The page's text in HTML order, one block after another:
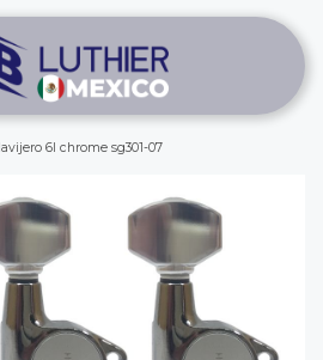
6l chrome sg301-07